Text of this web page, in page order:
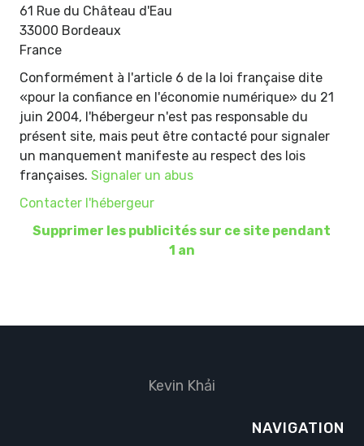
61 Rue du Château d'Eau
33000 Bordeaux
France
Conformément à l'article 6 de la loi française dite
«pour la confiance en l'économie numérique» du 21
juin 2004, l'hébergeur n'est pas responsable du
présent site, mais peut être contacté pour signaler
un manquement manifeste au respect des lois
françaises. Signaler un abus
Contacter l'hébergeur
Supprimer les publicités sur ce site pendant
1 an
Kevin Khải
NAVIGATION